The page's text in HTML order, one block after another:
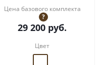
Цена базового комплекта
?
29 200 руб.
Цвет